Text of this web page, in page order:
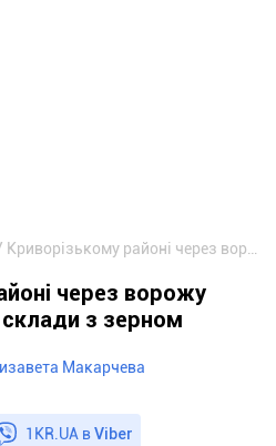
через ворожу
з зерном
Макарчева
1KR.UA вViber